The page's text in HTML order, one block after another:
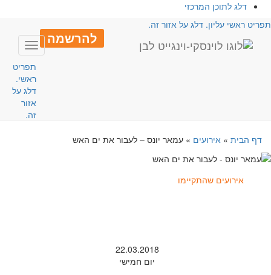
דלג לתוכן המרכזי
ראשי עליון. דלג על אזור זה.
להרשמה
Toggle
תפריט
ראשי.
דלג על
אזור
זה.
דף הבית» אירועים» עמאר יונס – לעבור את ים האש
אירועים שהתקיימו
22.03.2018
יום חמישי